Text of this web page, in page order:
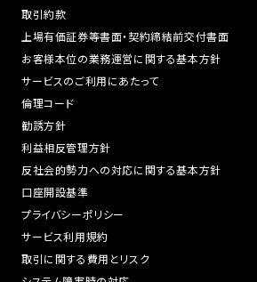
取引約款
上場有価証券等書面・契約締結前交付書面
お客様本位の業務運営に関する基本方針
サービスのご利用にあたって
倫理コード
勧誘方針
利益相反管理方針
反社会的勢力への対応に関する基本方針
口座開設基準
プライバシーポリシー
サービス利用規約
取引に関する費用とリスク